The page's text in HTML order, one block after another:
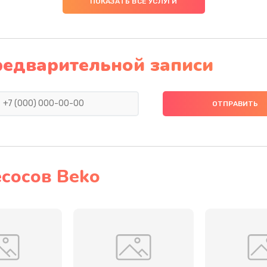
30 мин 1 год
2 года
50 мин
записи
Beko